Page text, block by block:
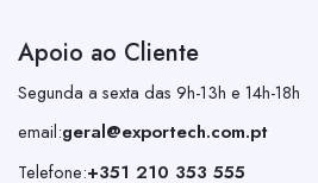
Apoio ao Cliente
Segunda a sexta das 9h-13h e 14h-18h
email:geral@exportech.com.pt
Telefone:+351 210 353 555